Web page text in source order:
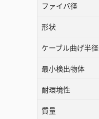
ファイバ径
形状
ケーブル曲げ半径
最小検出物体
耐環境性
質量